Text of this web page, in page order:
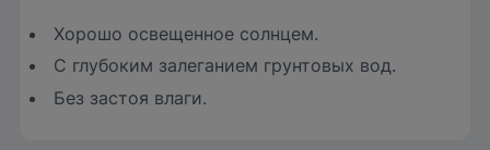
Хорошо освещенное солнцем.
С глубоким залеганием грунтовых вод.
Без застоя влаги.